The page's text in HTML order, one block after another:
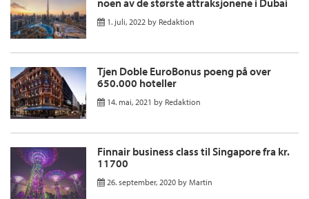
noen av de største attraksjonene i Dubai
1. juli, 2022 by Redaktion
Tjen Doble EuroBonus poeng på over
650.000 hoteller
14. mai, 2021 by Redaktion
Finnair business class til Singapore fra kr.
11700
26. september, 2020 by Martin